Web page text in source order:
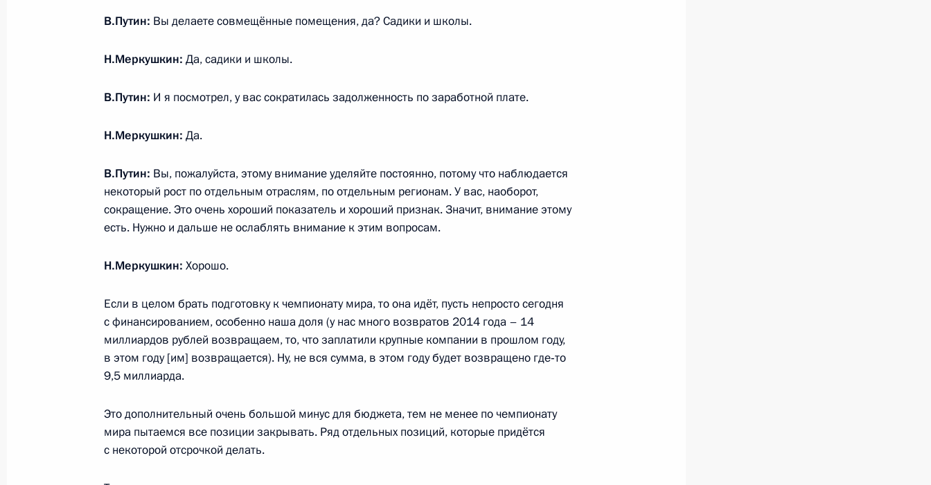
Владимир Путин посетит Самарскую область
Рабочая встреча с губернатором Самарской области Николаем
1 декабря 2015 года, 13:10
железнодорожной инфраструктуры в Самарской области
Кадровые изменения в ряде федеральных государственных
органов
В.Путин: Вы делаете совмещённые помещения, да? Садики и школы.
Н.Меркушкин: Да, садики и школы.
В.Путин: И я посмотрел, у вас сократилась задолженность по заработной плате.
Н.Меркушкин: Да.
В.Путин: Вы, пожалуйста, этому внимание уделяйте постоянно, потому что наблюдается
некоторый рост по отдельным отраслям, по отдельным регионам. У вас, наоборот,
сокращение. Это очень хороший показатель и хороший признак. Значит, внимание этому
есть. Нужно и дальше не ослаблять внимание к этим вопросам.
Н.Меркушкин: Хорошо.
Если в целом брать подготовку к чемпионату мира, то она идёт, пусть непросто сегодня
с финансированием, особенно наша доля (у нас много возвратов 2014 года – 14
миллиардов рублей возвращаем, то, что заплатили крупные компании в прошлом году,
в этом году [им] возвращается). Ну, не вся сумма, в этом году будет возвращено где‑то
9,5 миллиарда.
Это дополнительный очень большой минус для бюджета, тем не менее по чемпионату
мира пытаемся все позиции закрывать. Ряд отдельных позиций, которые придётся
с некоторой отсрочкой делать.